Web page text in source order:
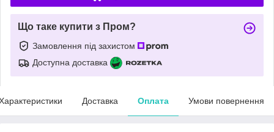
Що таке купити з Пром?
Замовлення під захистом
Доступна доставка
Доставка Оплата Умови повернення